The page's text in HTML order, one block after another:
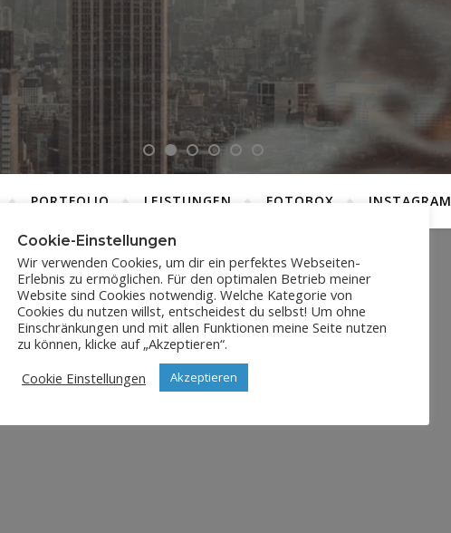
PORTFOLIO LEISTUNGEN FOTOBOX INSTAGRAM
DSC_9867
9. Dezember 2019
Cookie-Einstellungen
Wir verwenden Cookies, um dir ein perfektes Webseiten-
Erlebnis zu ermöglichen. Für den optimalen Betrieb meiner
Website sind Cookies notwendig. Welche Kategorie von
Cookies du nutzen willst, entscheidest du selbst! Um ohne
Einschränkungen und mit allen Funktionen meine Seite nutzen
zu können, klicke auf „Akzeptieren“.
Cookie Einstellungen
Akzeptieren